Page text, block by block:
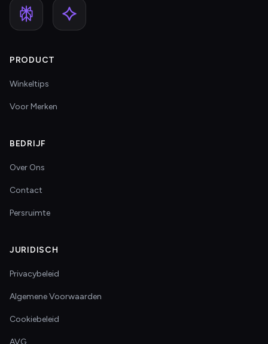
PRODUCT
Winkeltips
Voor Merken
BEDRIJF
Over Ons
Contact
Persruimte
JURIDISCH
Privacybeleid
Algemene Voorwaarden
Cookiebeleid
AVG